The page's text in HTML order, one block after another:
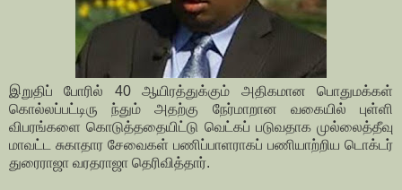
இறுதிப் போரில் 40 ஆயிரத்துக்கும் அதிகமான பொதுமக்கள்
கொல்லப்பட்டிரு ந்தும் அதற்கு நேர்மாறான வகையில் புள்ளி
விபரங்களை கொடுத்ததையிட்டு வெட்கப் படுவதாக முல்லைத்தீவு
மாவட்ட சுகாதார சேவைகள் பணிப்பாளராகப் பணியாற்றிய டொக்டர்
துரைராஜா வரதராஜா தெரிவித்தார்.